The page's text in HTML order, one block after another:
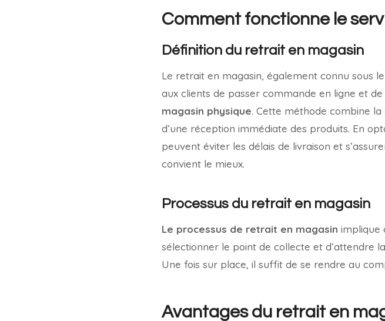
Comment fonctionne le
Définition du retrait en magasin
Le retrait en magasin, également connu sous
aux clients de passer commande en ligne et
magasin physique. Cette méthode combine
d’une réception immédiate des produits. En
peuvent éviter les délais de livraison et
convient le mieux.
Processus du retrait en magasin
Le processus de retrait en magasin implique
sélectionner le point de collecte et d’attendre
Une fois sur place, il suffit de se rendre au
Avantages du retrait en